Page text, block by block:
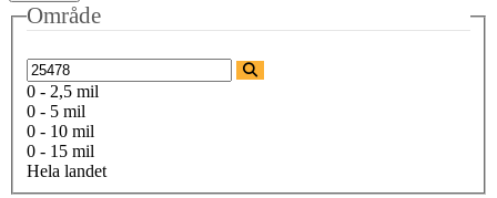
Område
0 - 2,5 mil
0 - 5 mil
0 - 10 mil
0 - 15 mil
Hela landet